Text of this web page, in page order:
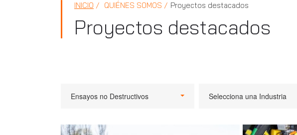
INICIO QUIÉNES SOMOS Proyectos destacados
Proyectos destacados
Ensayos no Destructivos Selecciona una Industria